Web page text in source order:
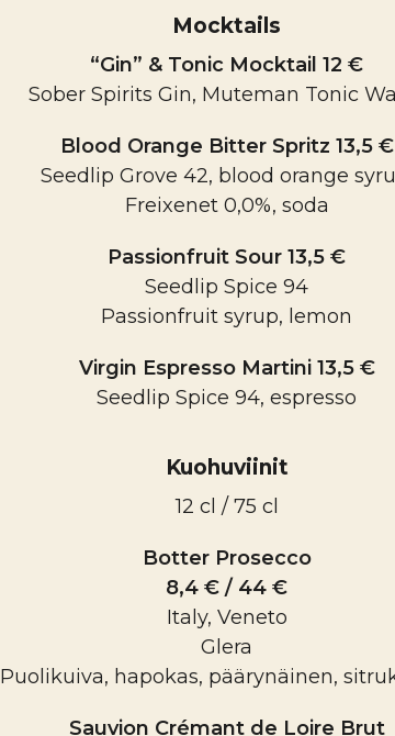
Mocktails
“Gin” & Tonic Mocktail 12 €
Sober Spirits Gin, Muteman Tonic
Blood Orange Bitter Spritz 13,5 €
Seedlip Grove 42, blood orange
Freixenet 0,0%, soda
Passionfruit Sour 13,5 €
Seedlip Spice 94
Passionfruit syrup, lemon
Virgin Espresso Martini 13,5 €
Seedlip Spice 94, espresso
Kuohuviinit
12 cl / 75 cl
Botter Prosecco
8,4 € / 44 €
Italy, Veneto
Glera
Puolikuiva, hapokas, päärynäinen,
Sauvion Crémant de Loire Brut